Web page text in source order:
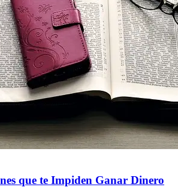
que te Impiden Ganar Dinero